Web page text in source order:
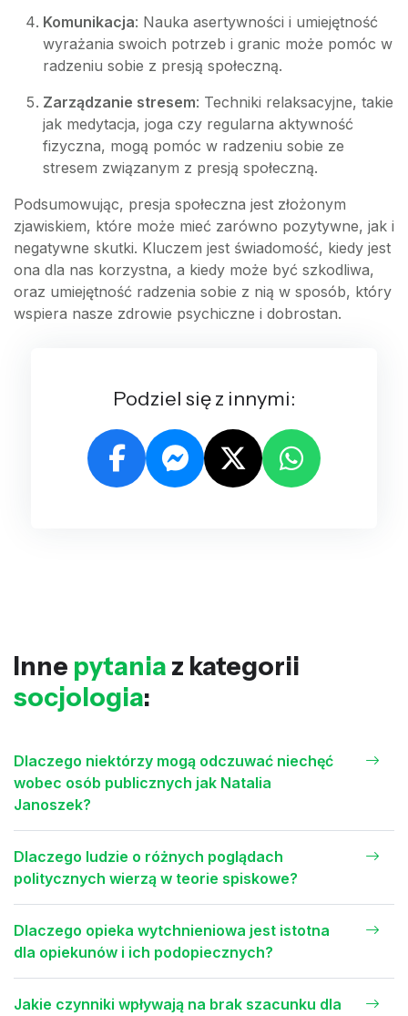
Komunikacja: Nauka asertywności i umiejętność
wyrażania swoich potrzeb i granic może pomóc w
radzeniu sobie z presją społeczną.
Zarządzanie stresem: Techniki relaksacyjne, takie
jak medytacja, joga czy regularna aktywność
fizyczna, mogą pomóc w radzeniu sobie ze
stresem związanym z presją społeczną.
Podsumowując, presja społeczna jest złożonym
zjawiskiem, które może mieć zarówno pozytywne, jak i
negatywne skutki. Kluczem jest świadomość, kiedy jest
ona dla nas korzystna, a kiedy może być szkodliwa,
oraz umiejętność radzenia sobie z nią w sposób, który
wspiera nasze zdrowie psychiczne i dobrostan.
Podziel się z innymi:
Inne pytania z kategorii
socjologia:
Dlaczego niektórzy mogą odczuwać niechęć
wobec osób publicznych jak Natalia
Janoszek?
Dlaczego ludzie o różnych poglądach
politycznych wierzą w teorie spiskowe?
Dlaczego opieka wytchnieniowa jest istotna
dla opiekunów i ich podopiecznych?
Jakie czynniki wpływają na brak szacunku dla